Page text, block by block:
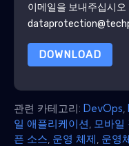
이메일을 보내주십시오
DOWNLOAD
관련 카테고리: DevOps
일 애플리케이션 모바일
픈 소스 운영 체제 운영